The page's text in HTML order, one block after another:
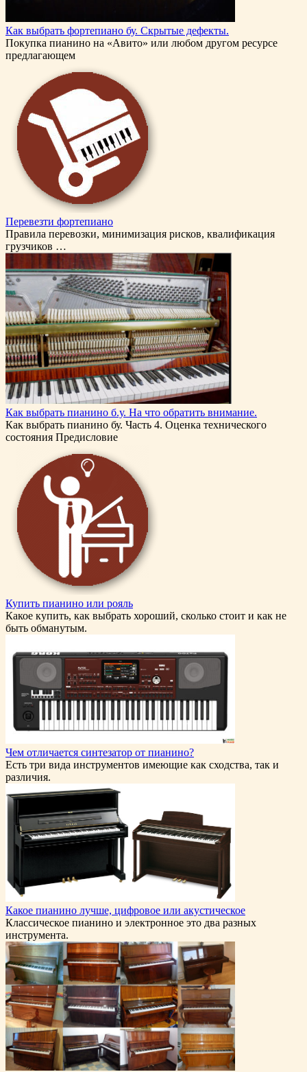
Как выбрать фортепиано бу. Скрытые дефекты.
Покупка пианино на «Авито» или любом другом ресурсе
предлагающем
Перевезти фортепиано
Правила перевозки, минимизация рисков, квалификация
грузчиков …
Как выбрать пианино б.у. На что обратить внимание.
Как выбрать пианино бу. Часть 4. Оценка технического
состояния Предисловие
Купить пианино или рояль
Какое купить, как выбрать хороший, сколько стоит и как не
быть обманутым.
Чем отличается синтезатор от пианино?
Есть три вида инструментов имеющие как сходства, так и
различия.
Какое пианино лучше, цифровое или акустическое
Классическое пианино и электронное это два разных
инструмента.